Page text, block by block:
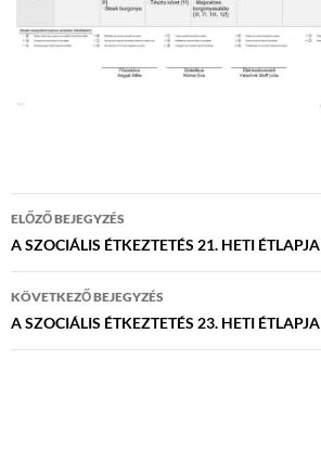
Bejegyzés
navigáció
ELŐZŐ BEJEGYZÉS
A SZOCIÁLIS ÉTKEZTETÉS 21. HETI ÉTLAPJA
KÖVETKEZŐ BEJEGYZÉS
A SZOCIÁLIS ÉTKEZTETÉS 23. HETI ÉTLAPJA